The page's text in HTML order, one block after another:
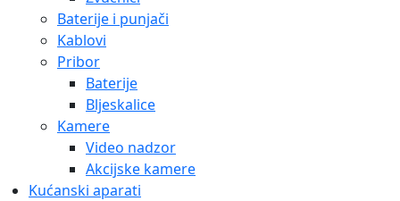
Baterije i punjači
Kablovi
Pribor
Baterije
Bljeskalice
Kamere
Video nadzor
Akcijske kamere
Kućanski aparati